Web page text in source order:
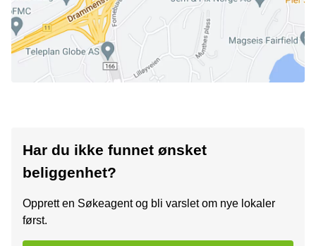
Har du ikke funnet ønsket
beliggenhet?
Opprett en Søkeagent og bli varslet om nye lokaler
først.